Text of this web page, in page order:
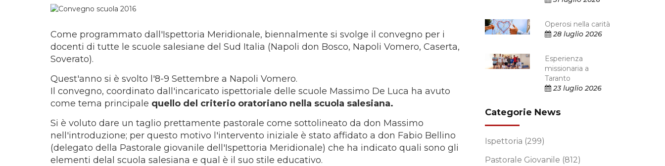
Come programmato dall'Ispettoria Meridionale, biennalmente si svolge il convegno per i
docenti di tutte le scuole salesiane del Sud Italia (Napoli don Bosco, Napoli Vomero, Caserta,
Soverato).
Quest'anno si è svolto l'8-9 Settembre a Napoli Vomero.
Il convegno, coordinato dall'incaricato ispettoriale delle scuole Massimo De Luca ha avuto
come tema principale quello del criterio oratoriano nella scuola salesiana.
Si è voluto dare un taglio prettamente pastorale come sottolineato da don Massimo
nell'introduzione; per questo motivo l'intervento iniziale è stato affidato a don Fabio Bellino
(delegato della Pastorale giovanile dell'Ispettoria Meridionale) che ha indicato quali sono gli
elementi delal scuola salesiana e qual è il suo stile educativo.
Operosi nella carità
28 luglio 2026
Esperienza
missionaria a
Taranto
23 luglio 2026
Categorie News
Ispettoria (299)
Pastorale Giovanile (812)